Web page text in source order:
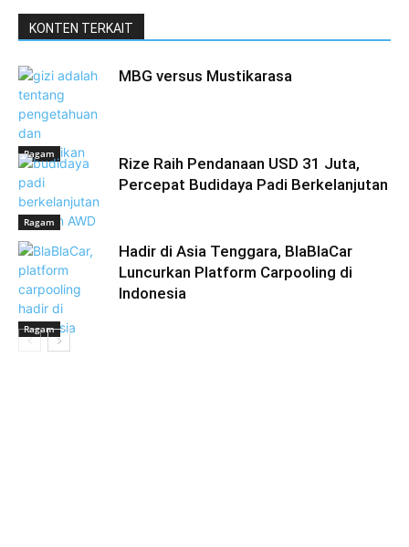
KONTEN TERKAIT
Ragam
MBG versus Mustikarasa
Ragam
Rize Raih Pendanaan USD 31 Juta,
Percepat Budidaya Padi Berkelanjutan
Ragam
Hadir di Asia Tenggara, BlaBlaCar
Luncurkan Platform Carpooling di
Indonesia